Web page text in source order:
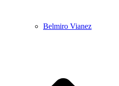
Belmiro Vianez